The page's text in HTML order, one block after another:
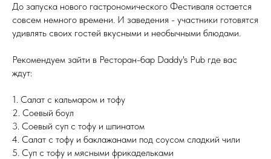
До запуска нового гастрономического Фестиваля остается
совсем немного времени. И заведения - участники готовятся
удивлять своих гостей вкусными и необычными блюдами.
Рекомендуем зайти в Ресторан-бар Daddy's Pub где вас
ждут:
1. Салат с кальмаром и тофу
2. Соевый боул
3. Соевый суп с тофу и шпинатом
4. Салат с тофу и баклажанами под соусом сладкий чили
5. Суп с тофу и мясными фрикадельками